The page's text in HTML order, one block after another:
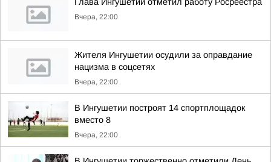
Вчера, 22:00
Жителя Ингушетии осудили за оправдание
нацизма в соцсетях
Вчера, 22:00
В Ингушетии построят 14 спортплощадок
вместо 8
Вчера, 22:00